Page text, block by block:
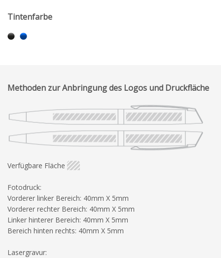
Tintenfarbe
Methoden zur Anbringung des Logos und Druckfläche
Verfügbare Fläche
Fotodruck:
Vorderer linker Bereich: 40mm X 5mm
Vorderer rechter Bereich: 40mm X 5mm
Linker hinterer Bereich: 40mm X 5mm
Bereich hinten rechts: 40mm X 5mm
Lasergravur: